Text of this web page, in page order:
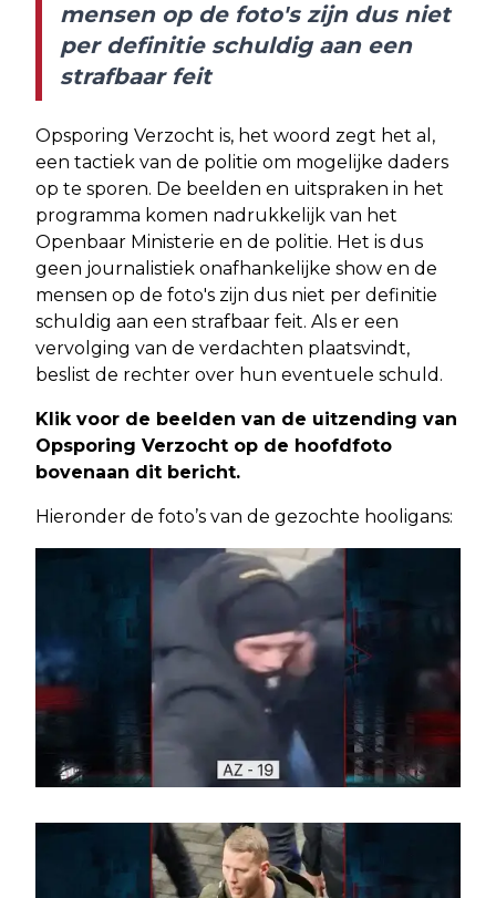
mensen op de foto's zijn dus niet
per definitie schuldig aan een
strafbaar feit
Opsporing Verzocht is, het woord zegt het al,
een tactiek van de politie om mogelijke daders
op te sporen. De beelden en uitspraken in het
programma komen nadrukkelijk van het
Openbaar Ministerie en de politie. Het is dus
geen journalistiek onafhankelijke show en de
mensen op de foto's zijn dus niet per definitie
schuldig aan een strafbaar feit. Als er een
vervolging van de verdachten plaatsvindt,
beslist de rechter over hun eventuele schuld.
Klik voor de beelden van de uitzending van
Opsporing Verzocht op de hoofdfoto
bovenaan dit bericht.
Hieronder de foto’s van de gezochte hooligans: